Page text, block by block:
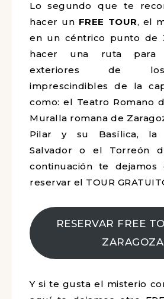
Lo segundo que te
hacer un FREE TOUR, el
en un céntrico punto de
hacer una ruta para
exteriores de
imprescindibles de la
como: el Teatro Romano
Muralla romana de
Pilar y su Basílica, la
Salvador o el Torreón
continuación te
reservar el TOUR
RESERVAR FREE
ZARAGOZA
Y si te gusta el misterio